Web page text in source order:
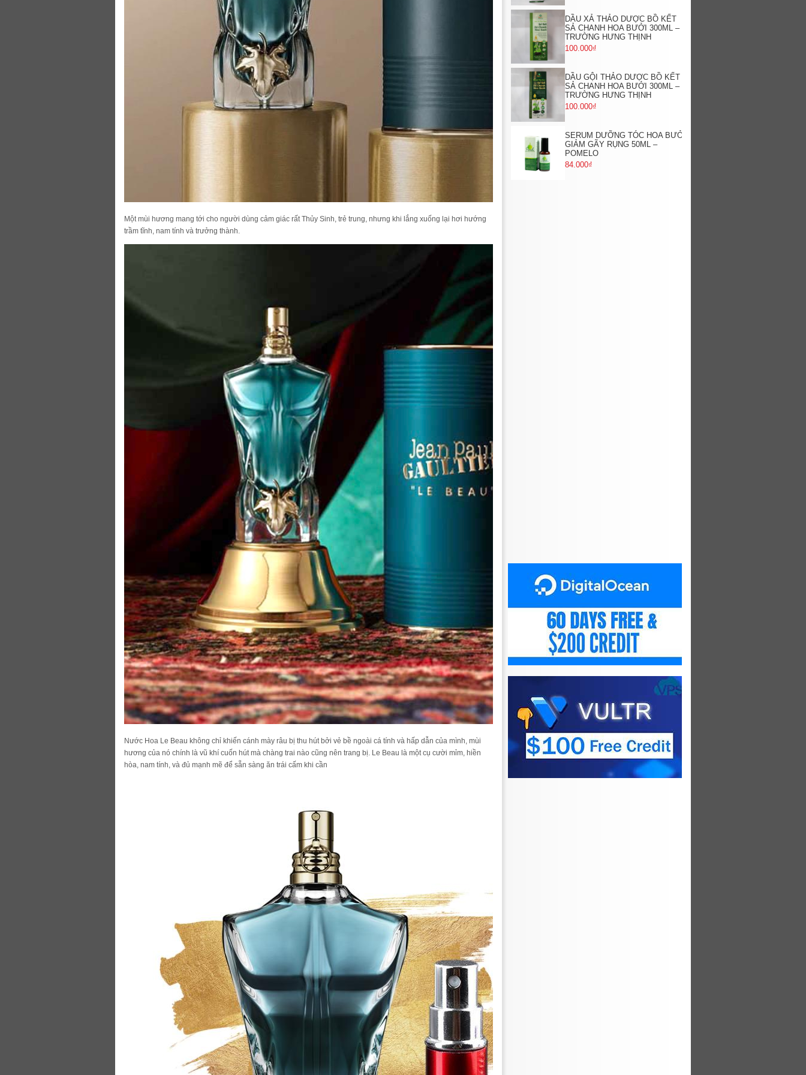
Một mùi hương mang tới cho người dùng cảm giác rất Thủy Sinh, trẻ trung, nhưng khi lắng xuống lại hơi hướng
trầm tĩnh, nam tính và trưởng thành.
Nước Hoa Le Beau không chỉ khiến cánh mày râu bị thu hút bởi vẻ bề ngoài cá tính và hấp dẫn của mình, mùi
hương của nó chính là vũ khí cuốn hút mà chàng trai nào cũng nên trang bị. Le Beau là một cụ cười mỉm, hiền
hòa, nam tính, và đủ mạnh mẽ để sẵn sàng ăn trái cấm khi cần
DẦU XẢ THẢO DƯỢC BỒ KẾT
SẢ CHANH HOA BƯỞI 300ML –
TRƯỜNG HƯNG THỊNH
100.000₫
DẦU GỘI THẢO DƯỢC BỒ KẾT
SẢ CHANH HOA BƯỞI 300ML –
TRƯỜNG HƯNG THỊNH
100.000₫
SERUM DƯỠNG TÓC HOA BƯỞI
GIẢM GÃY RỤNG 50ML –
POMELO
84.000₫